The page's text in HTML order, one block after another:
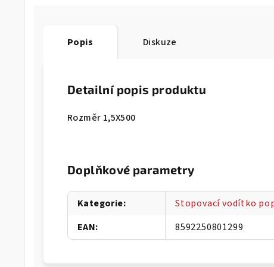
Popis Diskuze
Detailní popis produktu
Rozměr 1,5X500
Doplňkové parametry
Kategorie:
Stopovací vodítko
EAN: 8592250801299